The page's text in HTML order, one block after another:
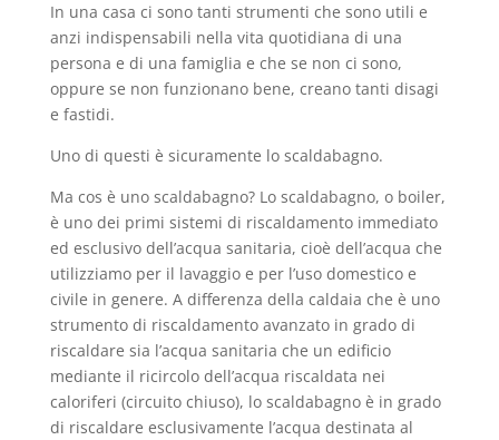
In una casa ci sono tanti strumenti che sono utili e
anzi indispensabili nella vita quotidiana di una
persona e di una famiglia e che se non ci sono,
oppure se non funzionano bene, creano tanti disagi
e fastidi.
Uno di questi è sicuramente lo scaldabagno.
Ma cos è uno scaldabagno? Lo scaldabagno, o boiler,
è uno dei primi sistemi di riscaldamento immediato
ed esclusivo dell’acqua sanitaria, cioè dell’acqua che
utilizziamo per il lavaggio e per l’uso domestico e
civile in genere. A differenza della caldaia che è uno
strumento di riscaldamento avanzato in grado di
riscaldare sia l’acqua sanitaria che un edificio
mediante il ricircolo dell’acqua riscaldata nei
caloriferi (circuito chiuso), lo scaldabagno è in grado
di riscaldare esclusivamente l’acqua destinata al